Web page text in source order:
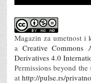
Magazin za umetnost i
a Creative
Derivatives 4.0
Permissions beyond
at http://pulse.rs/